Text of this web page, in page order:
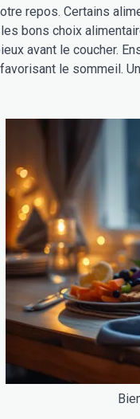
repos. Certains
bons choix
avant le coucher.
le sommeil.